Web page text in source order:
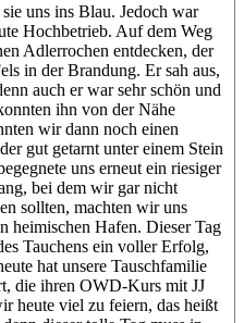
uns ins Blau. Jedoch war
Hochbetrieb. Auf dem Weg
Adlerrochen entdecken, der
in der Brandung. Er sah aus,
auch er war sehr schön und
ihn von der Nähe
wir dann noch einen
gut getarnt unter einem Stein
uns erneut ein riesiger
bei dem wir gar nicht
sollten, machten wir uns
heimischen Hafen. Dieser Tag
Tauchens ein voller Erfolg,
hat unsere Tauschfamilie
die ihren OWD-Kurs mit JJ
heute viel zu feiern, das heißt